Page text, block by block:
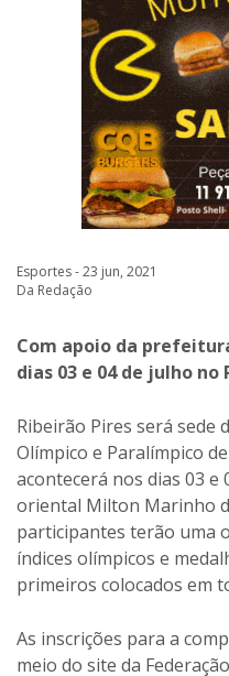
Esportes - 23 jun, 2021
Da Redação
Com apoio da
dias 03 e 04 de julho
Ribeirão Pires será sede
Olímpico e Paralímpico
acontecerá nos dias 03 e
oriental Milton Marinho
participantes terão uma
índices olímpicos e
primeiros colocados em
As inscrições para a
meio do site da